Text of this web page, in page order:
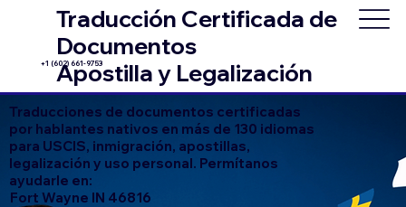
Traducción Certificada de
Documentos
Apostilla y Legalización
+1 (602) 661-9753
Traducciones de documentos certificadas
por hablantes nativos en más de 130 idiomas
para USCIS, inmigración, apostillas,
legalización y uso personal. Permítanos
ayudarle en:
Fort Wayne IN 46816